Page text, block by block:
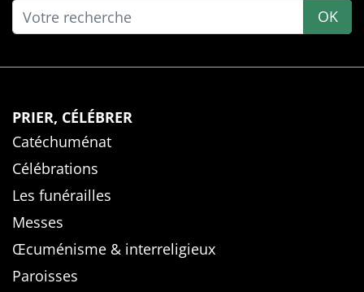
OK
PRIER, CÉLÉBRER
Catéchuménat
Célébrations
Les funérailles
Messes
Œcuménisme & interreligieux
Paroisses